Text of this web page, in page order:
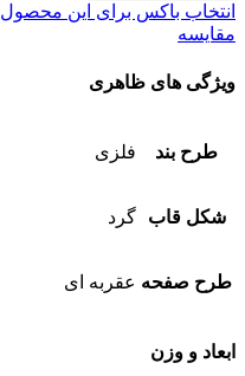
انتخاب باکس برای این محصول
مقایسه
ویژگی های ظاهری
طرح بند فلزی
شکل قاب گرد
طرح صفحه عقربه ای
ابعاد و وزن